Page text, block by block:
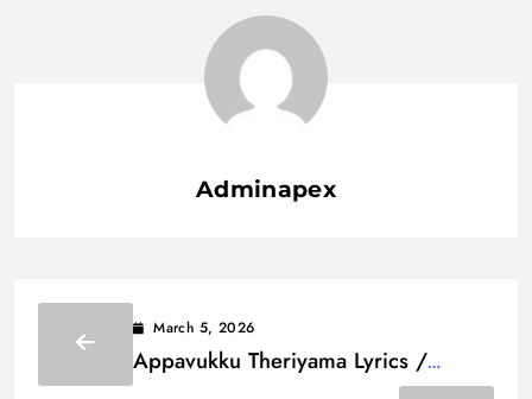
Adminapex
March 5, 2026
Appavukku Theriyama Lyrics /